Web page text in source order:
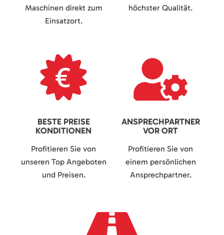
Maschinen direkt zum
Einsatzort.
höchster Qualität.
BESTE PREISE
KONDITIONEN
Profitieren Sie von
unseren Top Angeboten
und Preisen.
ANSPRECHPARTNER
VOR ORT
Profitieren Sie von
einem persönlichen
Ansprechpartner.